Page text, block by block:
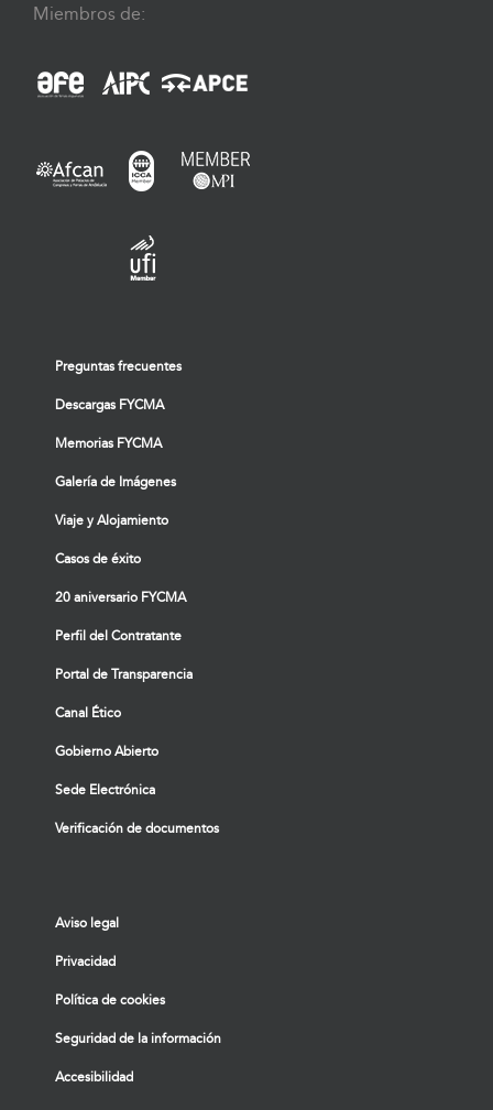
Miembros de:
Preguntas frecuentes
Descargas FYCMA
Memorias FYCMA
Galería de Imágenes
Viaje y Alojamiento
Casos de éxito
20 aniversario FYCMA
Perfil del Contratante
Portal de Transparencia
Canal Ético
Gobierno Abierto
Sede Electrónica
Verificación de documentos
Aviso legal
Privacidad
Política de cookies
Seguridad de la información
Accesibilidad